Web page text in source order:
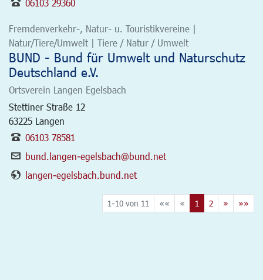
06103 29360
Fremdenverkehr-, Natur- u. Touristikvereine |
Natur/Tiere/Umwelt | Tiere / Natur / Umwelt
BUND - Bund für Umwelt und Naturschutz
Deutschland e.V.
Ortsverein Langen Egelsbach
Stettiner Straße 12
63225 Langen
06103 78581
bund.langen-egelsbach@bund.net
langen-egelsbach.bund.net
1-10 von 11 «« « 1 2 » »»